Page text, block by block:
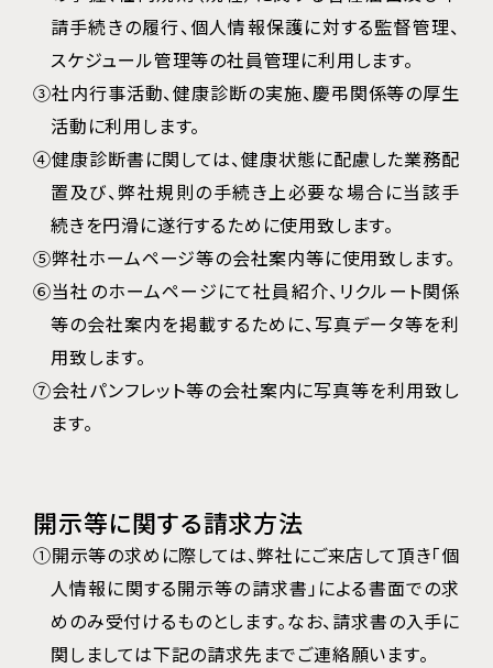
請手続きの履行、個人情報保護に対する監督管理、
スケジュール管理等の社員管理に利用します。
③社内行事活動、健康診断の実施、慶弔関係等の厚生
活動に利用します。
④健康診断書に関しては、健康状態に配慮した業務配
置及び、弊社規則の手続き上必要な場合に当該手
続きを円滑に遂行するために使用致します。
⑤弊社ホームページ等の会社案内等に使用致します。
⑥当社のホームページにて社員紹介、リクルート関係
等の会社案内を掲載するために、写真データ等を利
用致します。
⑦会社パンフレット等の会社案内に写真等を利用致し
ます。
開示等に関する請求方法
①開示等の求めに際しては、弊社にご来店して頂き「個
人情報に関する開示等の請求書」による書面での求
めのみ受付けるものとします。なお、請求書の入手に
関しましては下記の請求先までご連絡願います。